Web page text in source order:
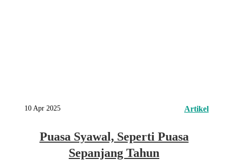
10 Apr 2025 Artikel
Puasa Syawal, Seperti Puasa
Sepanjang Tahun